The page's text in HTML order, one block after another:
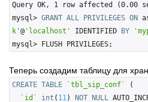
Query OK, 1 row affected (0.00
mysql> GRANT ALL PRIVILEGES ON
k'@ 'localhost' IDENTIFIED BY
Теперь создадим таблицу для
CREATE TABLE `tbl_sip_conf`
(
`id`
int ( 11) NOT NULL